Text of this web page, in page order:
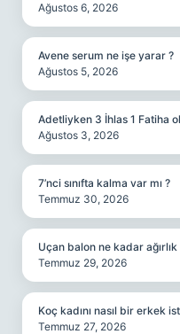
Ağustos 6, 2026
Avene serum ne işe yarar ?
Ağustos 5, 2026
Adetliyken 3 İhlas 1 Fatiha
Ağustos 3, 2026
7’nci sınıfta kalma var mı ?
Temmuz 30, 2026
Uçan balon ne kadar ağırlık
Temmuz 29, 2026
Koç kadını nasıl bir erkek
Temmuz 27, 2026